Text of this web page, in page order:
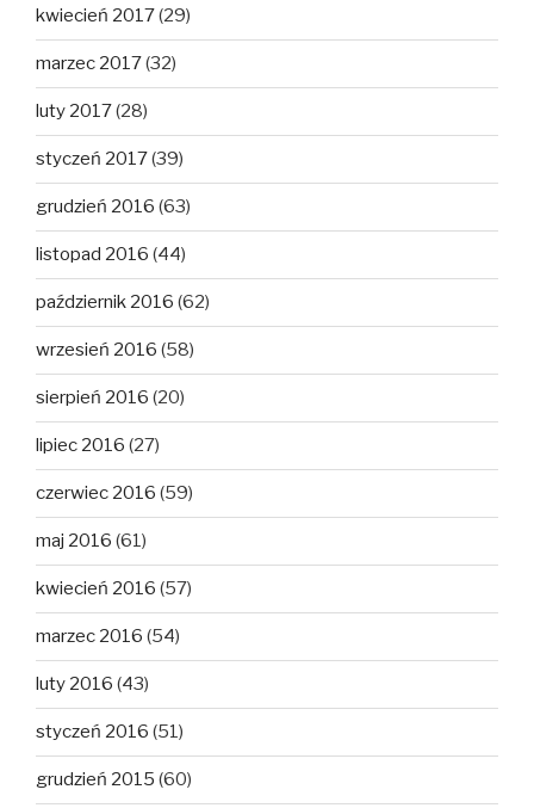
kwiecień 2017(29)
marzec 2017(32)
luty 2017(28)
styczeń 2017(39)
grudzień 2016 (63)
listopad 2016 (44)
październik 2016 (62)
wrzesień 2016 (58)
sierpień 2016 (20)
lipiec 2016 (27)
czerwiec 2016 (59)
maj 2016 (61)
kwiecień 2016 (57)
marzec 2016 (54)
luty 2016 (43)
styczeń 2016 (51)
grudzień 2015 (60)